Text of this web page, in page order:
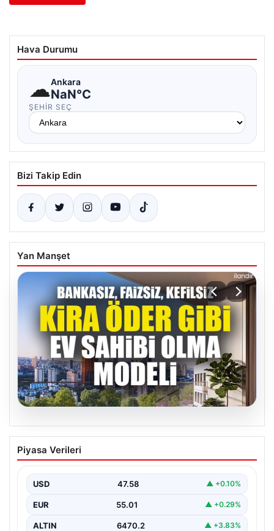
Hava Durumu
☁Ankara
NaN°C
ŞEHIR SEÇ
Bizi Takip Edin
Yan Manşet
DAP Yapı’dan bir ilk! Emlak Konut
güvencesi Dap vizyonuyla kendi
Piyasa Verileri
USD 47.58 ▲ +0.10%
EUR 55.01 ▲ +0.29%
ALTIN 6470.2 ▲ +3.83%